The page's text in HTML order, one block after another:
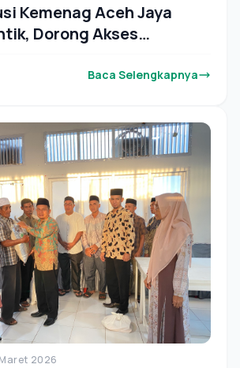
Kemenag Aceh Jaya
Dorong Akses
Baca Selengkapnya
2026